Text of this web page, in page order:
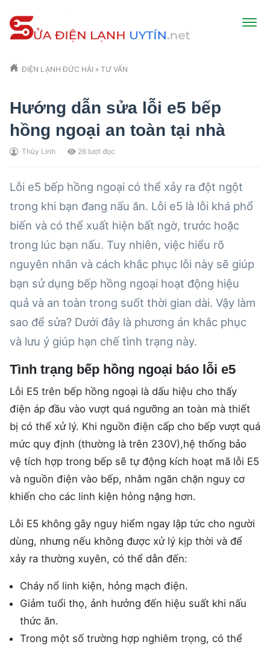
ĐIỆN LẠNH ĐỨC HẢI » TƯ VẤN
Hướng dẫn sửa lỗi e5 bếp
hồng ngoại an toàn tại nhà
Thùy Linh 26 lượt đọc
Lỗi e5 bếp hồng ngoại có thể xảy ra đột ngột
trong khi bạn đang nấu ăn. Lỗi e5 là lỗi khá phổ
biến và có thể xuất hiện bất ngờ, trước hoặc
trong lúc bạn nấu. Tuy nhiên, việc hiểu rõ
nguyên nhân và cách khắc phục lỗi này sẽ giúp
bạn sử dụng bếp hồng ngoại hoạt động hiệu
quả và an toàn trong suốt thời gian dài. Vậy làm
sao để sửa? Dưới đây là phương án khắc phục
và lưu ý giúp hạn chế tình trạng này.
Tình trạng bếp hồng ngoại báo lỗi e5
Lỗi E5 trên bếp hồng ngoại là dấu hiệu cho thấy
điện áp đầu vào vượt quá ngưỡng an toàn mà thiết
bị có thể xử lý. Khi nguồn điện cấp cho bếp vượt quá
mức quy định (thường là trên 230V),hệ thống bảo
vệ tích hợp trong bếp sẽ tự động kích hoạt mã lỗi E5
và nguồn điện vào bếp, nhằm ngăn chặn nguy cơ
khiến cho các linh kiện hỏng nặng hơn.
Lỗi E5 không gây nguy hiểm ngay lập tức cho người
dùng, nhưng nếu không được xử lý kịp thời và để
xảy ra thường xuyên, có thể dẫn đến:
Cháy nổ linh kiện, hỏng mạch điện.
Giảm tuổi thọ, ảnh hưởng đến hiệu suất khi nấu
thức ăn.
Trong một số trường hợp nghiêm trọng, có thể